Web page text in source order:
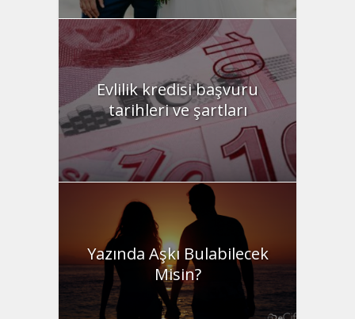
Evlilik kredisi başvuru
tarihleri ve şartları
Yazında Aşkı Bulabilecek
Misin?